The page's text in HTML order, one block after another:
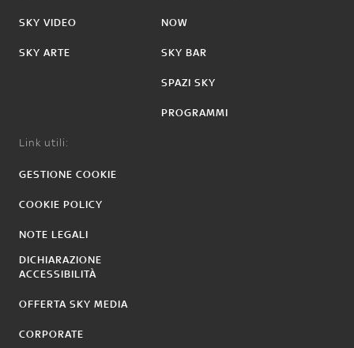
SKY VIDEO
SKY ARTE
NOW
SKY BAR
SPAZI SKY
PROGRAMMI
Link utili:
GESTIONE COOKIE
COOKIE POLICY
NOTE LEGALI
DICHIARAZIONE
ACCESSIBILITÀ
OFFERTA SKY MEDIA
CORPORATE